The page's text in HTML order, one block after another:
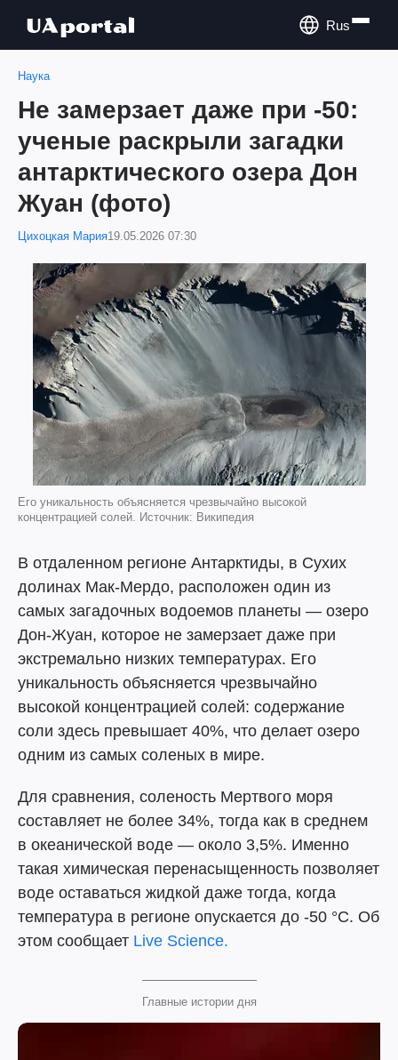
Rus
Наука
Не замерзает даже при -50:
ученые раскрыли загадки
антарктического озера Дон
Жуан (фото)
Цихоцкая Мария19.05.2026 07:30
Его уникальность объясняется чрезвычайно высокой
концентрацией солей. Источник: Википедия
В отдаленном регионе Антарктиды, в Сухих
долинах Мак-Мердо, расположен один из
самых загадочных водоемов планеты — озеро
Дон-Жуан, которое не замерзает даже при
экстремально низких температурах. Его
уникальность объясняется чрезвычайно
высокой концентрацией солей: содержание
соли здесь превышает 40%, что делает озеро
одним из самых соленых в мире.
Для сравнения, соленость Мертвого моря
составляет не более 34%, тогда как в среднем
в океанической воде — около 3,5%. Именно
такая химическая перенасыщенность позволяет
воде оставаться жидкой даже тогда, когда
температура в регионе опускается до -50 °C. Об
этом сообщает Live Science.
Главные истории дня